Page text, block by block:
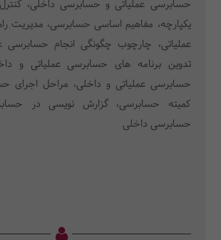
حسابرسی عملیاتی و حسابرسی داخلی،
یکپارچه، مفاهیم اساسی حسابرسی، مدیریت
عملیاتی، چارچوب چگونگی انجام حسابرسی
تدوین برنامه های حسابرسی عملیاتی و
حسابرسی عملیاتی و داخلی، مراحل اجرای
کمیته حسابرسی، گزارش نویسی در
حسابرسی داخلی